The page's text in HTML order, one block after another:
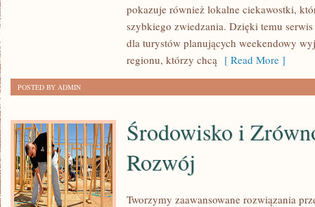
pokazuje również lokalne ciekawostki,
szybkiego zwiedzania. Dzięki temu
dla turystów planujących weekendowy
regionu, którzy chcą [ Read More ]
POSTED BY ADMIN
Środowisko i
Rozwój
Tworzymy zaawansowane rozwiązania